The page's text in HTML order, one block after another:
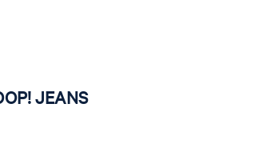
JEANS